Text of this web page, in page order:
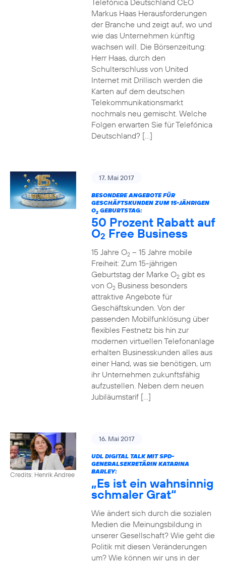
Telefónica Deutschland CEO
Markus Haas Herausforderungen
der Branche und zeigt auf, wo und
wie das Unternehmen künftig
wachsen will. Die Börsenzeitung:
Herr Haas, durch den
Schulterschluss von United
Internet mit Drillisch werden die
Karten auf dem deutschen
Telekommunikationsmarkt
nochmals neu gemischt. Welche
Folgen erwarten Sie für Telefónica
Deutschland? […]
17. Mai 2017
BESONDERE ANGEBOTE FÜR
GESCHÄFTSKUNDEN ZUM 15-JÄHRIGEN
O2GEBURTSTAG:
50 Prozent Rabatt auf
O2 Free Business
15 Jahre O2– 15 Jahre mobile
Freiheit: Zum 15-jährigen
Geburtstag der Marke O2gibt es
von O2Business besonders
attraktive Angebote für
Geschäftskunden. Von der
passenden Mobilfunklösung über
flexibles Festnetz bis hin zur
modernen virtuellen Telefonanlage
erhalten Businesskunden alles aus
einer Hand, was sie benötigen, um
ihr Unternehmen zukunftsfähig
aufzustellen. Neben dem neuen
Jubiläumstarif […]
Credits: Henrik Andree
16. Mai 2017
UDL DIGITAL TALK MIT SPD-
GENERALSEKRETÄRIN KATARINA
BARLEY:
„Es ist ein wahnsinnig
schmaler Grat“
Wie ändert sich durch die sozialen
Medien die Meinungsbildung in
unserer Gesellschaft? Wie geht die
Politik mit diesen Veränderungen
um? Wie können wir uns in der